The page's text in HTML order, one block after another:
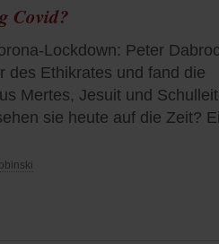
Covid?
Lockdown: Peter
des Ethikrates und fand die
Mertes, Jesuit und
sie heute auf die Zeit?